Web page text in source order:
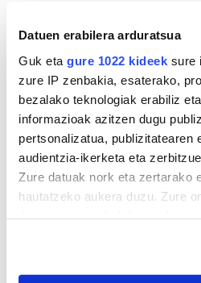
Datuen erabilera arduratsua
Guk eta gure 1022 kideek sure
zure IP zenbakia, esaterako,
bezalako teknologiak erabiliz
informazioak azitzen dugu
pertsonalizatua, publizitatearen
audientzia-ikerketa eta
Zure datuak nork eta zertarako
hautatzeko aukera duzu. Zure
If you allow, we would also like